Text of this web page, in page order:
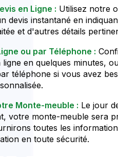
en Ligne : Utilisez notre
devis instantané en
et d'autres détails
ou par Téléphone :
en quelques minutes,
téléphone si vous avez
Monte-meuble : Le jour
votre monte-meuble sera
toutes les
en toute sécurité.